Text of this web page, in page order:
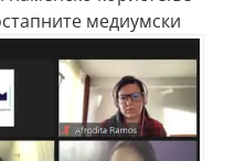
медиумски